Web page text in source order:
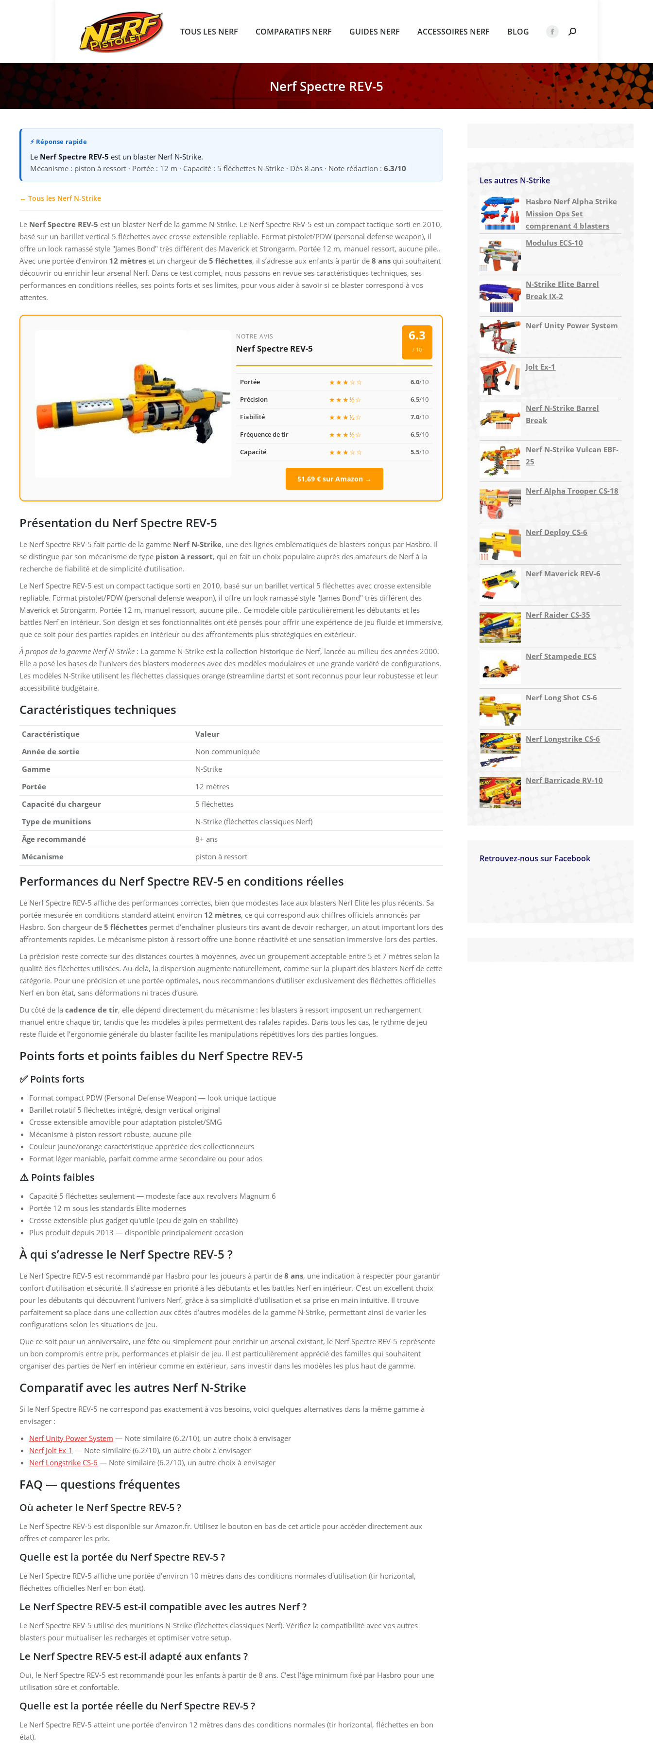
TOUS LES NERF COMPARATIFS NERF GUIDES NERF ACCESSOIRES NERF BLOG
La
Facebook
s'ouvre
dans
une
Recherche
Nerf Spectre REV-5
⚡ Réponse rapide
Le Nerf Spectre REV-5 est un blaster Nerf N-Strike.
Mécanisme : piston à ressort · Portée : 12 m · Capacité : 5 fléchettes N-Strike · Dès 8 ans · Note rédaction : 6.3/10
← Tous les Nerf N-Strike
Le Nerf Spectre REV-5 est un blaster Nerf de la gamme N-Strike. Le Nerf Spectre REV-5 est un compact tactique sorti en 2010,
basé sur un barillet vertical 5 fléchettes avec crosse extensible repliable. Format pistolet/PDW (personal defense weapon), il
offre un look ramassé style "James Bond" très différent des Maverick et Strongarm. Portée 12 m, manuel ressort, aucune pile..
Avec une portée d’environ 12 mètres et un chargeur de 5 fléchettes, il s’adresse aux enfants à partir de 8 ans qui souhaitent
découvrir ou enrichir leur arsenal Nerf. Dans ce test complet, nous passons en revue ses caractéristiques techniques, ses
performances en conditions réelles, ses points forts et ses limites, pour vous aider à savoir si ce blaster correspond à vos
attentes.
NOTRE AVIS
Nerf Spectre REV-5
6.3
/ 10
Portée ★★★☆☆ 6.0/10
Précision
★★★½☆ 6.5/10
Fiabilité
★★★½☆ 7.0/10
Fréquence de tir
★★★½☆ 6.5/10
Capacité
★★★☆☆ 5.5/10
51,69 € sur Amazon →
Présentation du Nerf Spectre REV-5
Le Nerf Spectre REV-5 fait partie de la gamme Nerf N-Strike, une des lignes emblématiques de blasters conçus par Hasbro. Il
se distingue par son mécanisme de type piston à ressort, qui en fait un choix populaire auprès des amateurs de Nerf à la
recherche de fiabilité et de simplicité d’utilisation.
Le Nerf Spectre REV-5 est un compact tactique sorti en 2010, basé sur un barillet vertical 5 fléchettes avec crosse extensible
repliable. Format pistolet/PDW (personal defense weapon), il offre un look ramassé style "James Bond" très différent des
Maverick et Strongarm. Portée 12 m, manuel ressort, aucune pile.. Ce modèle cible particulièrement les débutants et les
battles Nerf en intérieur. Son design et ses fonctionnalités ont été pensés pour offrir une expérience de jeu fluide et immersive,
que ce soit pour des parties rapides en intérieur ou des affrontements plus stratégiques en extérieur.
À propos de la gamme Nerf N-Strike : La gamme N-Strike est la collection historique de Nerf, lancée au milieu des années 2000.
Elle a posé les bases de l'univers des blasters modernes avec des modèles modulaires et une grande variété de configurations.
Les modèles N-Strike utilisent les fléchettes classiques orange (streamline darts) et sont reconnus pour leur robustesse et leur
accessibilité budgétaire.
Caractéristiques techniques
Caractéristique
Valeur
Année de sortie
Non communiquée
Gamme
N-Strike
Portée
12 mètres
Capacité du chargeur
5 fléchettes
Type de munitions
N-Strike (fléchettes classiques Nerf)
Âge recommandé
8+ ans
Mécanisme
piston à ressort
Performances du Nerf Spectre REV-5 en conditions réelles
Le Nerf Spectre REV-5 affiche des performances correctes, bien que modestes face aux blasters Nerf Elite les plus récents. Sa
portée mesurée en conditions standard atteint environ 12 mètres, ce qui correspond aux chiffres officiels annoncés par
Hasbro. Son chargeur de 5 fléchettes permet d’enchaîner plusieurs tirs avant de devoir recharger, un atout important lors des
affrontements rapides. Le mécanisme piston à ressort offre une bonne réactivité et une sensation immersive lors des parties.
La précision reste correcte sur des distances courtes à moyennes, avec un groupement acceptable entre 5 et 7 mètres selon la
qualité des fléchettes utilisées. Au-delà, la dispersion augmente naturellement, comme sur la plupart des blasters Nerf de cette
catégorie. Pour une précision et une portée optimales, nous recommandons d’utiliser exclusivement des fléchettes officielles
Nerf en bon état, sans déformations ni traces d’usure.
Du côté de la cadence de tir, elle dépend directement du mécanisme : les blasters à ressort imposent un rechargement
manuel entre chaque tir, tandis que les modèles à piles permettent des rafales rapides. Dans tous les cas, le rythme de jeu
reste fluide et l’ergonomie générale du blaster facilite les manipulations répétitives lors des parties longues.
Points forts et points faibles du Nerf Spectre REV-5
✅ Points forts
Format compact PDW (Personal Defense Weapon) — look unique tactique
Barillet rotatif 5 fléchettes intégré, design vertical original
Crosse extensible amovible pour adaptation pistolet/SMG
Mécanisme à piston ressort robuste, aucune pile
Couleur jaune/orange caractéristique appréciée des collectionneurs
Format léger maniable, parfait comme arme secondaire ou pour ados
⚠️ Points faibles
Capacité 5 fléchettes seulement — modeste face aux revolvers Magnum 6
Portée 12 m sous les standards Elite modernes
Crosse extensible plus gadget qu'utile (peu de gain en stabilité)
Plus produit depuis 2013 — disponible principalement occasion
À qui s’adresse le Nerf Spectre REV-5 ?
Le Nerf Spectre REV-5 est recommandé par Hasbro pour les joueurs à partir de 8 ans, une indication à respecter pour garantir
confort d’utilisation et sécurité. Il s’adresse en priorité à les débutants et les battles Nerf en intérieur. C’est un excellent choix
pour les débutants qui découvrent l’univers Nerf, grâce à sa simplicité d’utilisation et sa prise en main intuitive. Il trouve
parfaitement sa place dans une collection aux côtés d’autres modèles de la gamme N-Strike, permettant ainsi de varier les
configurations selon les situations de jeu.
Que ce soit pour un anniversaire, une fête ou simplement pour enrichir un arsenal existant, le Nerf Spectre REV-5 représente
un bon compromis entre prix, performances et plaisir de jeu. Il est particulièrement apprécié des familles qui souhaitent
organiser des parties de Nerf en intérieur comme en extérieur, sans investir dans les modèles les plus haut de gamme.
Comparatif avec les autres Nerf N-Strike
Si le Nerf Spectre REV-5 ne correspond pas exactement à vos besoins, voici quelques alternatives dans la même gamme à
envisager :
Nerf Unity Power System — Note similaire (6.2/10), un autre choix à envisager
Nerf Jolt Ex-1 — Note similaire (6.2/10), un autre choix à envisager
Nerf Longstrike CS-6 — Note similaire (6.2/10), un autre choix à envisager
FAQ — questions fréquentes
Où acheter le Nerf Spectre REV-5 ?
Le Nerf Spectre REV-5 est disponible sur Amazon.fr. Utilisez le bouton en bas de cet article pour accéder directement aux
offres et comparer les prix.
Quelle est la portée du Nerf Spectre REV-5 ?
Le Nerf Spectre REV-5 affiche une portée d'environ 10 mètres dans des conditions normales d'utilisation (tir horizontal,
fléchettes officielles Nerf en bon état).
Le Nerf Spectre REV-5 est-il compatible avec les autres Nerf ?
Le Nerf Spectre REV-5 utilise des munitions N-Strike (fléchettes classiques Nerf). Vérifiez la compatibilité avec vos autres
blasters pour mutualiser les recharges et optimiser votre setup.
Le Nerf Spectre REV-5 est-il adapté aux enfants ?
Oui, le Nerf Spectre REV-5 est recommandé pour les enfants à partir de 8 ans. C'est l'âge minimum fixé par Hasbro pour une
utilisation sûre et confortable.
Quelle est la portée réelle du Nerf Spectre REV-5 ?
Le Nerf Spectre REV-5 atteint une portée d'environ 12 mètres dans des conditions normales (tir horizontal, fléchettes en bon
état).
Les autres N-Strike
Hasbro Nerf Alpha Strike
Mission Ops Set
comprenant 4 blasters
Modulus ECS-10
N-Strike Elite Barrel
Break IX-2
Nerf Unity Power System
Jolt Ex-1
Nerf N-Strike Barrel
Break
Nerf N-Strike Vulcan EBF-
25
Nerf Alpha Trooper CS-18
Nerf Deploy CS-6
Nerf Maverick REV-6
Nerf Raider CS-35
Nerf Stampede ECS
Nerf Long Shot CS-6
Nerf Longstrike CS-6
Nerf Barricade RV-10
Retrouvez-nous sur Facebook